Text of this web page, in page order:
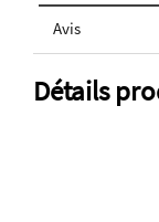
Avis
Détails